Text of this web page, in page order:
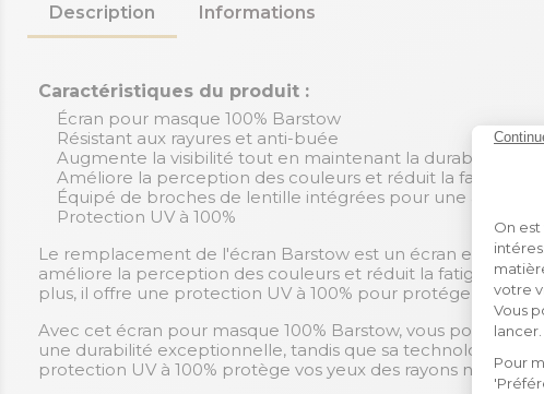
Description Informations
Caractéristiques du produit :
Écran pour masque 100% Barstow
Résistant aux rayures et anti-buée
Augmente la visibilité tout en maintenant la durabilité
Améliore la perception des couleurs et réduit la fatigue
Équipé de broches de lentille intégrées pour une
Protection UV à 100%
Le remplacement de l'écran Barstow est un écran en
améliore la perception des couleurs et réduit la fatigue
plus, il offre une protection UV à 100% pour protéger vos
Avec cet écran pour masque 100% Barstow, vous pourrez
une durabilité exceptionnelle, tandis que sa technologie
protection UV à 100% protège vos yeux des rayons nocifs